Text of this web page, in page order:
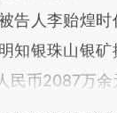
告人李贻煌
知银珠山银
民币2087万余